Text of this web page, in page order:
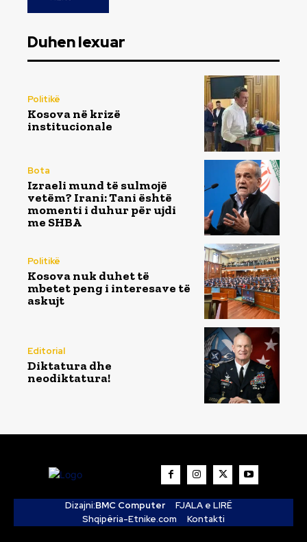
Duhen lexuar
Politikë
Kosova në krizë
institucionale
Bota
Izraeli mund të sulmojë
vetëm? Irani: Tani është
momenti i duhur për ujdi
me SHBA
Politikë
Kosova nuk duhet të
mbetet peng i interesave të
askujt
Editorial
Diktatura dhe
neodiktatura!
Dizajni:BMC Computer
FJALA e LIRË
Shqipëria-Etnike.com
Kontakti